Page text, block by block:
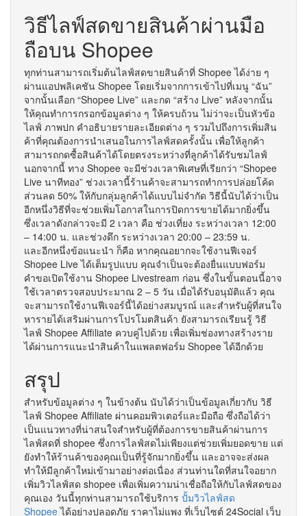
วิธีไลฟ์สดขายสินค้าผ่านมือ
ถือบน Shopee
ทุกท่านสามารถเริ่มต้นไลฟ์สดขายสินค้าที่ Shopee ได้ง่าย ๆ
ผ่านแอปพลิเคชัน Shopee โดยเริ่มจากการเข้าไปที่เมนู “ฉัน”
จากนั้นเลือก “Shopee Live” และกด “สร้าง Live” หลังจากนั้น
ให้คุณทำการกรอกข้อมูลต่าง ๆ ให้ครบถ้วน ไม่ว่าจะเป็นหัวข้อ
ไลฟ์ ภาพปก คำอธิบายรายละเอียดต่าง ๆ รวมไปถึงการเพิ่มสิน
ค้าที่คุณต้องการนำเสนอในการไลฟ์สดครั้งนั้น เพื่อให้ลูกค้า
สามารถกดซื้อสินค้าได้โดยตรงระหว่างที่ลูกค้าได้รับชมไลฟ์
นอกจากนี้ ทาง Shopee จะมีช่วงเวลาพิเศษที่เรียกว่า “Shopee
Live นาทีทอง” ช่วงเวลานี้ร้านค้าจะสามารถทำการปล่อยโค้ด
ส่วนลด 50% ให้กับกลุ่มลูกค้าได้แบบไม่จำกัด วิธีนี้นับได้ว่าเป็น
อีกหนึ่งวิธีที่จะช่วยเพิ่มโอกาสในการปิดการขายได้มากยิ่งขึ้น
ซึ่งเวลาดังกล่าวจะมี 2 เวลา คือ ช่วงเที่ยง ระหว่างเวลา 12:00
– 14:00 น. และช่วงดึก ระหว่างเวลา 20:00 – 23:59 น.
และอีกหนึ่งข้อแนะนำ ก็คือ หากคุณอยากจะใช้งานฟีเจอร์
Shopee Live ได้เต็มรูปแบบ คุณจำเป็นจะต้องยื่นแบบฟอร์ม
คำขอเปิดใช้งาน Shopee Livestream ก่อน ซึ่งในขั้นตอนนี้อาจ
ใช้เวลาตรวจสอบประมาณ 2 – 5 วัน เมื่อได้รับอนุมัติแล้ว คุณ
จะสามารถใช้งานฟีเจอร์นี้ได้อย่างสมบูรณ์ และสำหรับผู้ที่สนใจ
หารายได้เสริมผ่านการโปรโมตสินค้า ยังสามารถเรียนรู้ วิธี
ไลฟ์ Shopee Affiliate ควบคู่ไปด้วย เพื่อเพิ่มช่องทางสร้างราย
ได้ผ่านการแนะนำสินค้าในแพลตฟอร์ม Shopee ได้อีกด้วย
สรุป
สำหรับข้อมูลต่าง ๆ ในข้างต้น นับได้ว่าเป็นข้อมูลเกี่ยวกับ วิธี
ไลฟ์ Shopee Affiliate ผ่านคอมพิวเตอร์และมือถือ ซึ่งถือได้ว่า
เป็นแนวทางที่น่าสนใจสำหรับผู้ที่ต้องการขายสินค้าผ่านการ
ไลฟ์สดที่ shopee ซึ่งการไลฟ์สดไม่เพียงแต่ช่วยเพิ่มยอดขาย แต่
ยังทำให้ร้านค้าของคุณเป็นที่รู้จักมากยิ่งขึ้น และอาจจะส่งผล
ทำให้มีลูกค้าใหม่เข้ามาอย่างต่อเนื่อง ส่วนท่านใดที่สนใจอยาก
เพิ่มวิวไลฟ์สด shopee เพื่อเพิ่มความน่าเชื่อถือให้กับไลฟ์สดของ
คุณเอง วันนี้ทุกท่านสามารถใช้บริการ ปั้มวิวไลฟ์สด
Shopeeได้อย่างปลอดภัย ราคาไม่แพง ที่เว็บไซต์ 24Social เว็บ